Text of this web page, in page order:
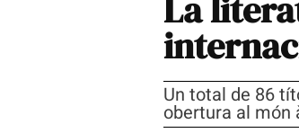
Un total de 86
obertura al món